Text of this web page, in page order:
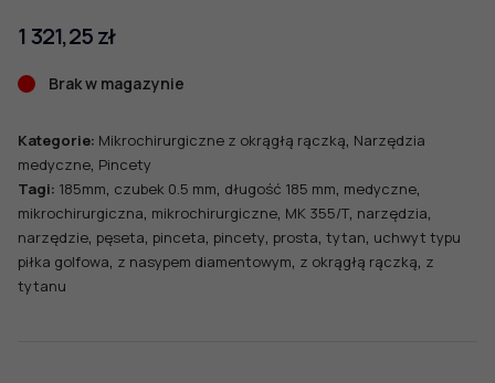
1 321,25zł
Brak w magazynie
Kategorie: Mikrochirurgiczne z okrągłą rączką, Narzędzia
medyczne, Pincety
Tagi: 185mm, czubek 0.5 mm, długość 185 mm, medyczne,
mikrochirurgiczna, mikrochirurgiczne, MK 355/T, narzędzia,
narzędzie, pęseta, pinceta, pincety, prosta, tytan, uchwyt typu
piłka golfowa, z nasypem diamentowym, z okrągłą rączką, z
tytanu